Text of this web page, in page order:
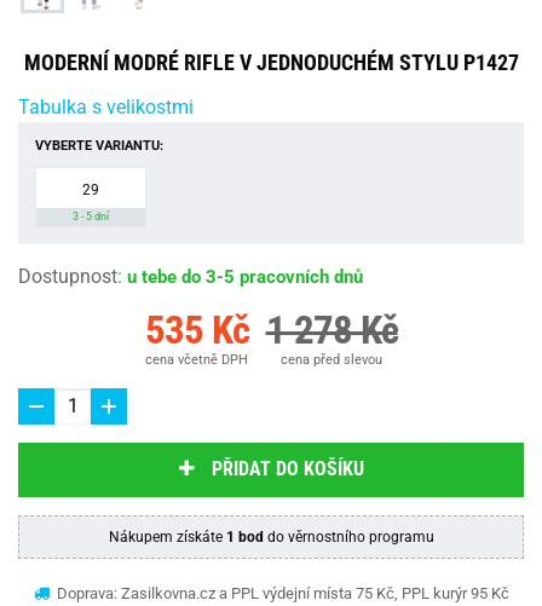
MODERNÍ MODRÉ RIFLE V JEDNODUCHÉM STYLU P1427
Tabulka s velikostmi
VYBERTE VARIANTU:
29
3 - 5 dní
Dostupnost: u tebe do 3-5 pracovních dnů
535 Kč
cena včetně DPH
1 278 Kč
cena před slevou
PŘIDAT DO KOŠÍKU
Nákupem získáte 1 bod do věrnostního programu
Doprava: Zasilkovna.cz a PPL výdejní místa 75 Kč, PPL kurýr 95 Kč